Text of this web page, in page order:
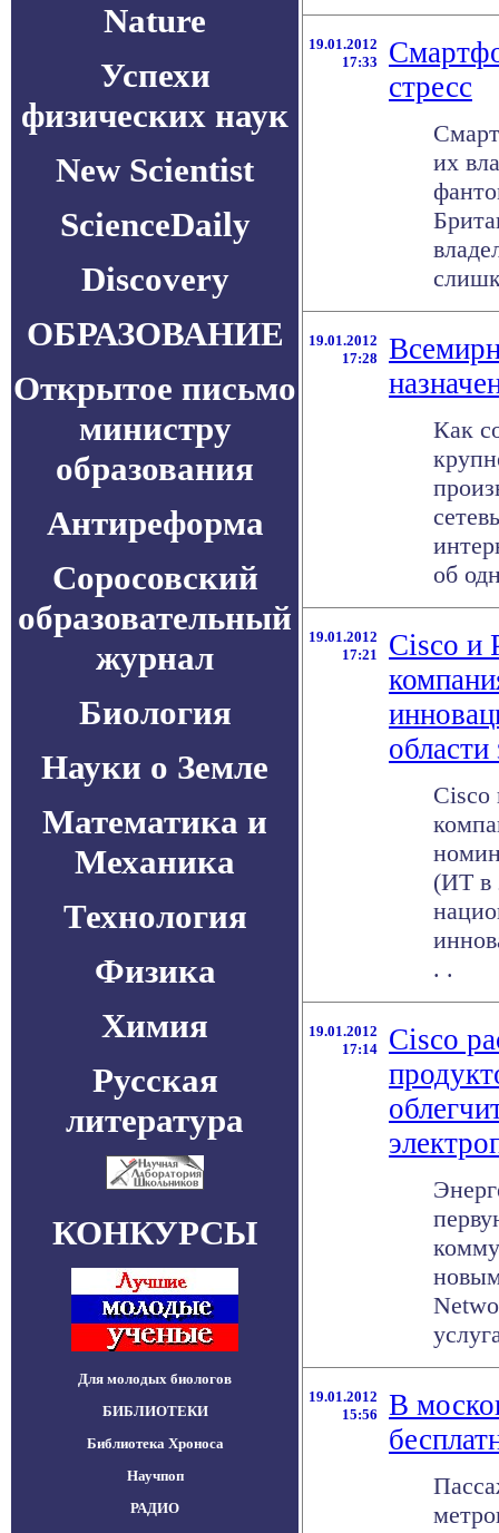
Nature
Успехи
физических наук
New Scientist
ScienceDaily
Discovery
ОБРАЗОВАНИЕ
Открытое письмо
министру
образования
Антиреформа
Соросовский
образовательный
журнал
Биология
Науки о Земле
Математика и
Механика
Технология
Физика
Химия
Русская
литература
КОНКУРСЫ
Для молодых биологов
БИБЛИОТЕКИ
Библиотека Хроноса
Научпоп
РАДИО
19.01.2012
17:33
стресс
их
19.01.2012
17:28
Как
об
19.01.2012
17:21
Cisco и
Cisco
(ИТ в
. .
19.01.2012
17:14
Cisco
19.01.2012
15:56
В